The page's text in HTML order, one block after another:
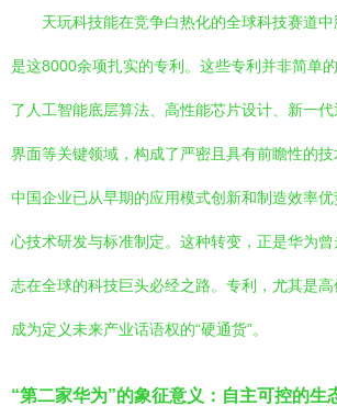
天玩科技能在竞争白热化的全球科技赛道
是这8000余项扎实的专利。这些专利并非简单
了人工智能底层算法、高性能芯片设计、新一
界面等关键领域，构成了严密且具有前瞻性的
中国企业已从早期的应用模式创新和制造效率
心技术研发与标准制定。这种转变，正是华为
志在全球的科技巨头必经之路。专利，尤其是
成为定义未来产业话语权的“硬通货”。
“第二家华为”的象征意义：自主可控的生